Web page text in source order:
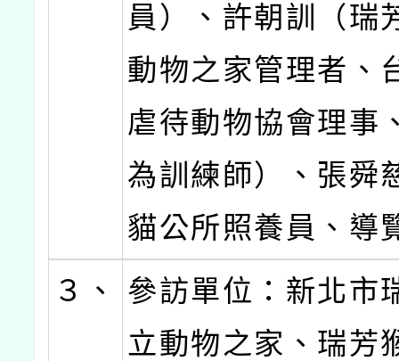
員）、許朝訓（瑞
動物之家管理者、
虐待動物協會理事
為訓練師）、張舜
貓公所照養員、導
３、
參訪單位：新北市
立動物之家、瑞芳